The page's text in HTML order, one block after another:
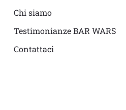
Chi siamo
Testimonianze BAR WARS
Contattaci